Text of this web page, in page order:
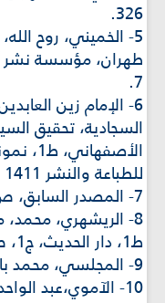
326.
5- الخميني، روح
طهران، مؤسسة نشر
7.
6- الإمام زين
السجادية، تحقيق
للطباعة والنشر 1411 هـ، ص 418.
7- المصدر السابق، ص 413.
8- الريشهري، محمد،
ط1، دار الحديث، ج1، ص514.
9- المجلسي، محمد باقر، بحار الأنوار، ج66، ص 252.
10- الآموي،عبد